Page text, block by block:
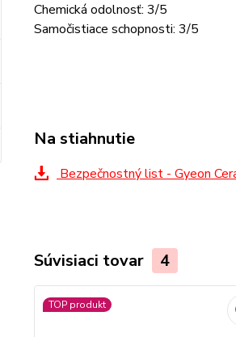
Chemická odolnosť: 3/5
Samočistiace schopnosti: 3/5
Na stiahnutie
Bezpečnostný list - Gyeon
Súvisiaci tovar 4
TOP produkt